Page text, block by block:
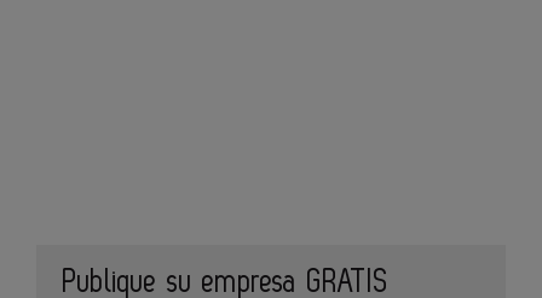
Publique su empresa GRATIS